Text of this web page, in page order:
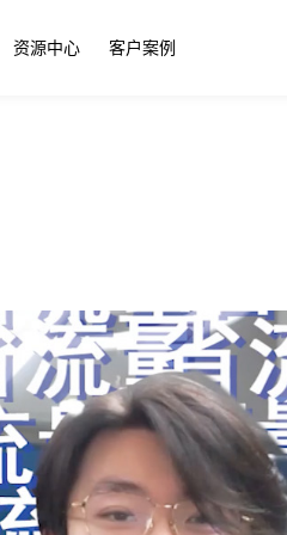
资源中心 客户案例